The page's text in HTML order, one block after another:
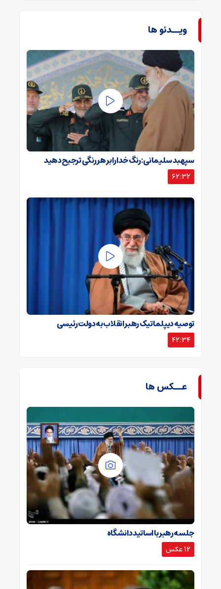
ویــدئو ها
سپهبد سلیمانی: رنگ خدا را بر هر رنگی ترجیح دهید
62:32
توصیه دیپلماتیک رهبر انقلاب به دولت رئیسی
42:34
عــکس ها
جلسه رهبر با اساتید دانشگاه
12 عکس